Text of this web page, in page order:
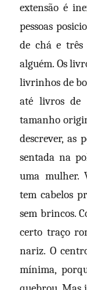
extensão é
pessoas
de chá e três
alguém. Os
livrinhos de
até livros de
tamanho
descrever, as
sentada na
uma mulher.
tem cabelos
sem brincos.
certo traço
nariz. O
mínima,